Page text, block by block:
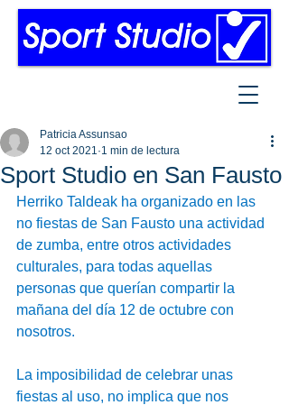
Sport Studio en San Fausto
Patricia Assunsao
12 oct 2021 1 min de lectura
Herriko Taldeak ha organizado en las
no fiestas de San Fausto una actividad
de zumba, entre otros actividades
culturales, para todas aquellas
personas que querían compartir la
mañana del día 12 de octubre con
nosotros.
La imposibilidad de celebrar unas
fiestas al uso, no implica que nos